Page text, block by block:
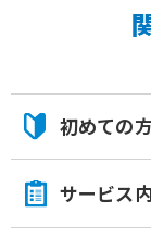
初めての
サービス